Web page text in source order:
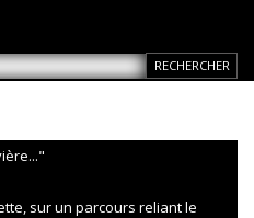
sur un parcours reliant le